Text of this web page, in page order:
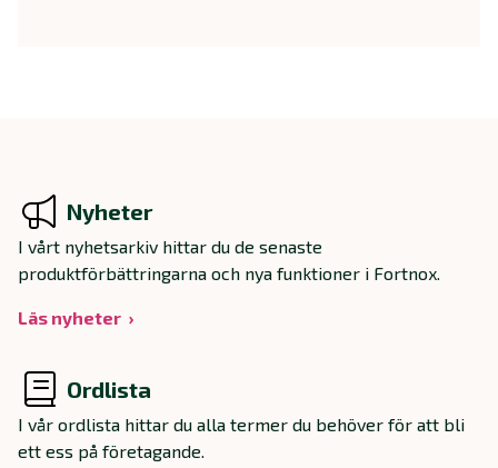
Nyheter
I vårt nyhetsarkiv hittar du de senaste
produktförbättringarna och nya funktioner i Fortnox.
Läs nyheter
Ordlista
I vår ordlista hittar du alla termer du behöver för att bli
ett ess på företagande.